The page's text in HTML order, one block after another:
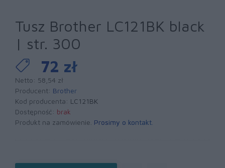
Tusz Brother LC121BK black
| str. 300
72 zł
Netto: 58,54 zł
Producent: Brother
Kod producenta: LC121BK
Dostępność: brak
Produkt na zamówienie. Prosimy o kontakt